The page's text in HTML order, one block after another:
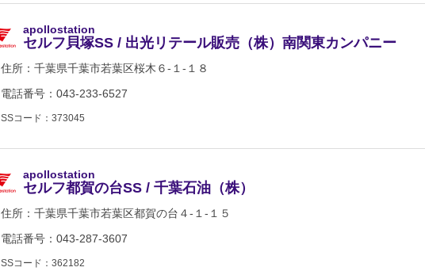
apollostation
セルフ貝塚SS / 出光リテール販売（株）南関東カンパニー
住所： 千葉県千葉市若葉区桜木６-１-１８
電話番号：043-233-6527
SSコード：373045
apollostation
セルフ都賀の台SS / 千葉石油（株）
住所： 千葉県千葉市若葉区都賀の台４-１-１５
電話番号：043-287-3607
SSコード：362182